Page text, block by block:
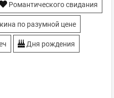
Романтического свидания
по разумной цене
Дня рождения